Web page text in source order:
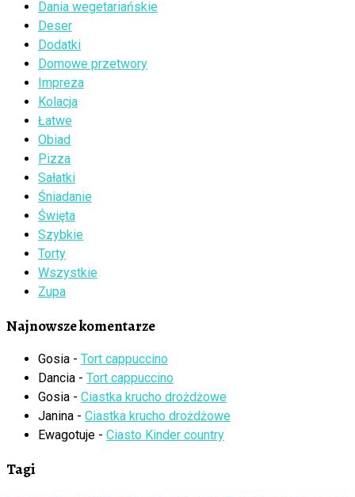
Dania wegetariańskie
Deser
Dodatki
Domowe przetwory
Impreza
Kolacja
Łatwe
Obiad
Pizza
Sałatki
Śniadanie
Święta
Szybkie
Torty
Wszystkie
Zupa
Najnowsze komentarze
Gosia - Tort cappuccino
Dancia - Tort cappuccino
Gosia - Ciastka krucho drożdżowe
Janina - Ciastka krucho drożdżowe
Ewagotuje - Ciasto Kinder country
Tagi